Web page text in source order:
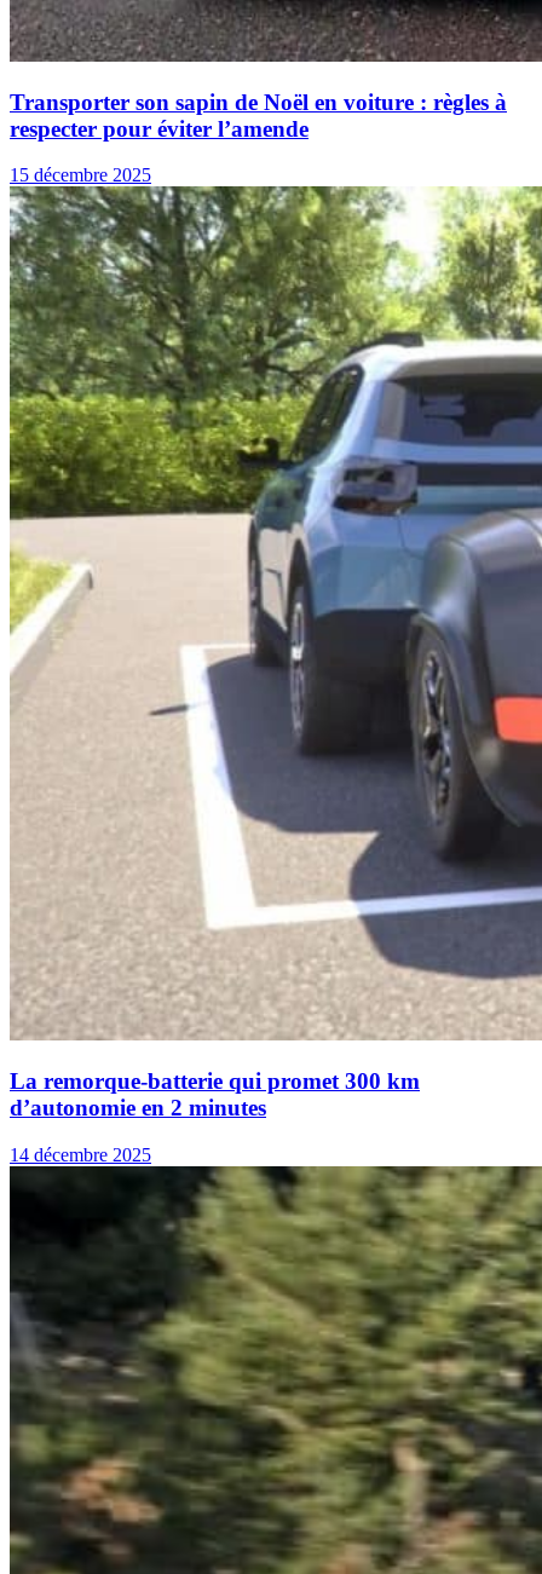
Transporter son sapin de Noël en voiture : règles à
respecter pour éviter l’amende
15 décembre 2025
La remorque-batterie qui promet 300 km
d’autonomie en 2 minutes
14 décembre 2025